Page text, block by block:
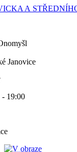
A
Janovice
- 19:00